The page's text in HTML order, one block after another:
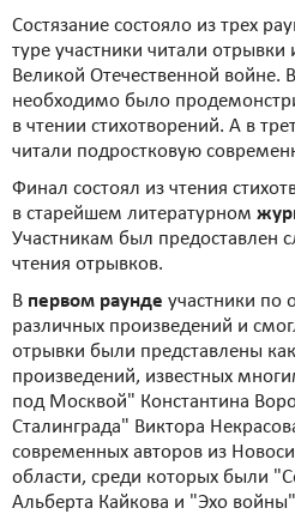
Состязание состояло из трех
туре участники читали отрывки
Великой Отечественной войне.
необходимо было
в чтении стихотворений. А в
читали подростковую
Финал состоял из чтения
в старейшем литературном
Участникам был предоставлен
чтения отрывков.
В первом раунде участники по
различных произведений и
отрывки были представлены как
произведений, известных
под Москвой" Константина
Сталинграда" Виктора
современных авторов из
области, среди которых были
Альберта Кайкова и "Эхо